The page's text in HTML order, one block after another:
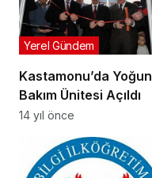
Kastamonu’da Yoğun
Bakım Ünitesi Açıldı
Yerel Gündem
14 yıl önce